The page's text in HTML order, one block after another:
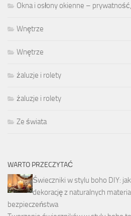
Okna i osłony okienne –
Wnętrze
Wnętrze
żaluzje i rolety
żaluzje i rolety
Ze świata
WARTO PRZECZYTAĆ
Świeczniki w stylu boho DIY:
dekorację z naturalnych
bezpieczeństwa